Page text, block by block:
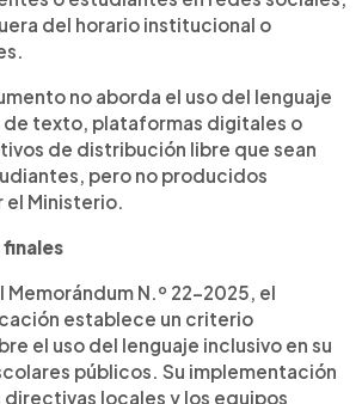
del horario institucional o
no aborda el uso del lenguaje
de texto, plataformas digitales o
de distribución libre que sean
pero no producidos
Ministerio.
Memorándum N.º 22-2025, el
establece un criterio
el uso del lenguaje inclusivo en su
públicos. Su implementación
locales y los equipos